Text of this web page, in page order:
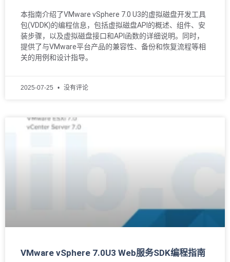
本指南介绍了VMware vSphere 7.0 U3的虚拟磁盘开发工具
包(VDDK)的编程信息，包括虚拟磁盘API的概述、组件、安
装步骤，以及虚拟磁盘接口和API函数的详细说明。同时，
提供了与VMware平台产品的兼容性、备份和恢复流程等相
关的用例和设计指导。
2025-07-25 没有评论
VMware vSphere 7.0U3 Web服务SDK编程指南